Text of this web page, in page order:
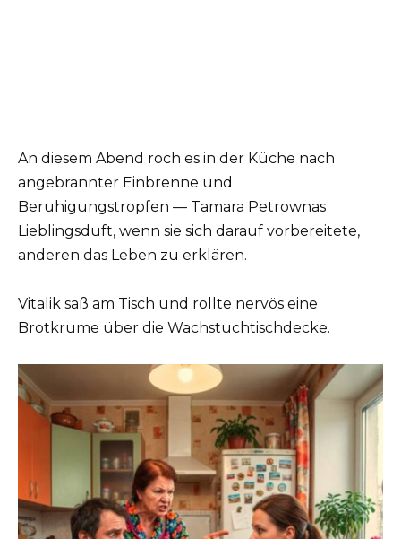
An diesem Abend roch es in der Küche nach
angebrannter Einbrenne und
Beruhigungstropfen — Tamara Petrownas
Lieblingsduft, wenn sie sich darauf vorbereitete,
anderen das Leben zu erklären.
Vitalik saß am Tisch und rollte nervös eine
Brotkrume über die Wachstuchtischdecke.